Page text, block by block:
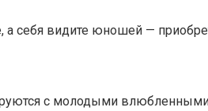
себя видите юношей —
с молодыми